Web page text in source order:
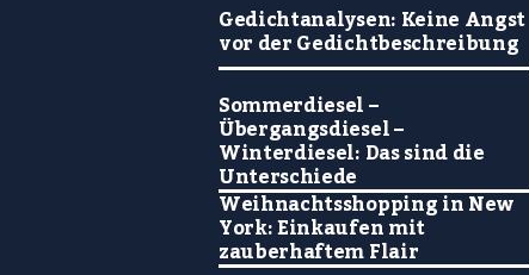
Gedichtanalysen: Keine Angst
vor der Gedichtbeschreibung
Sommerdiesel –
Übergangsdiesel –
Winterdiesel: Das sind die
Unterschiede
Weihnachtsshopping in New
York: Einkaufen mit
zauberhaftem Flair